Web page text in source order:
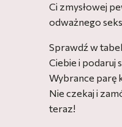
Ci zmysłowej
odważnego
Sprawdź w
Ciebie i podaruj
Wybrance parę
Nie czekaj i
teraz!